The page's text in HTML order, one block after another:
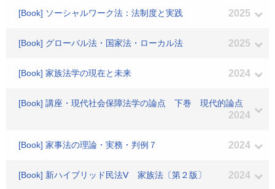
[Book] ソーシャルワーク法：法制度と実践 2025
[Book] グローバル法・国家法・ローカル法 2025
[Book] 家族法学の現在と未来 2024
[Book] 講座・現代社会保障法学の論点 下巻 現代的論点
2024
[Book] 家事法の理論・実務・判例７ 2024
[Book] 新ハイブリッド民法Ⅴ 家族法〔第２版〕 2024